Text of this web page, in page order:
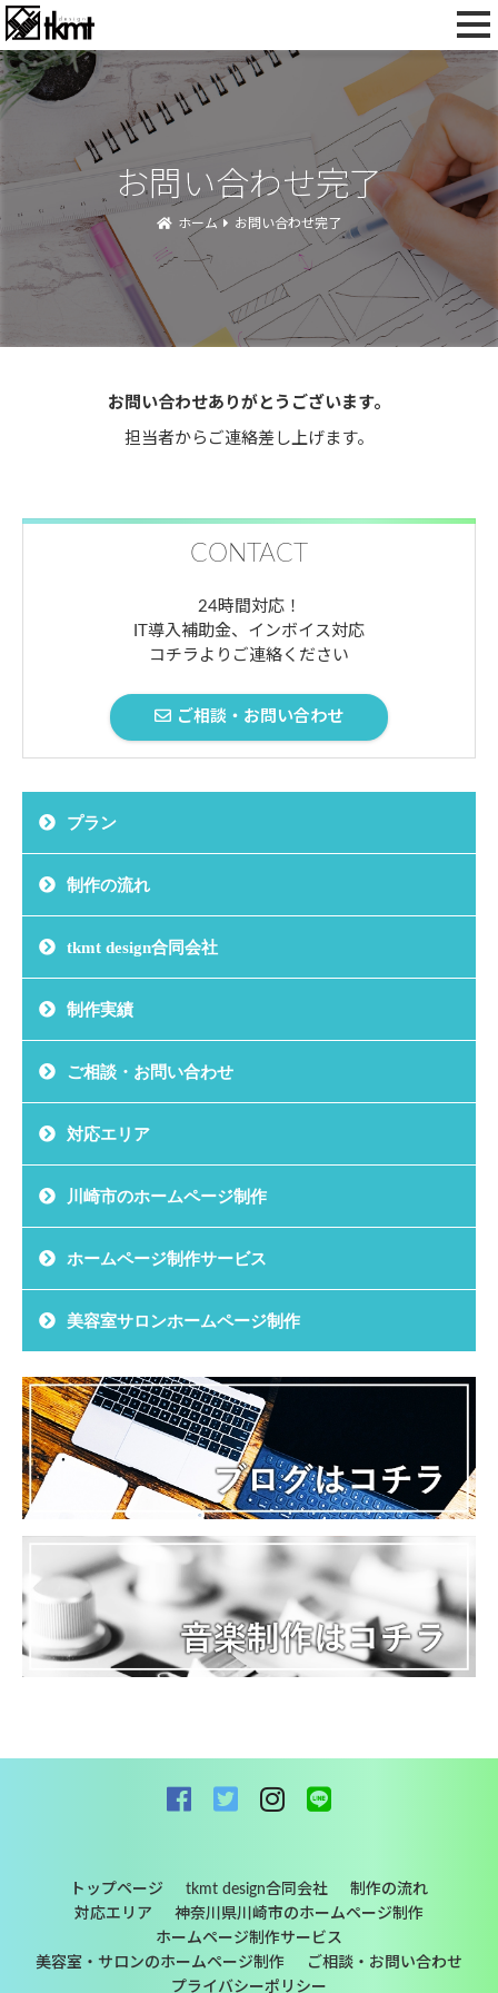
お問い合わせ完了
ホーム お問い合わせ完了
お問い合わせありがとうございます。
担当者からご連絡差し上げます。
CONTACT
24時間対応！
IT導入補助金、インボイス対応
コチラよりご連絡ください
ご相談・お問い合わせ
プラン
制作の流れ
tkmt design合同会社
制作実績
ご相談・お問い合わせ
対応エリア
川崎市のホームページ制作
ホームページ制作サービス
美容室サロンホームページ制作
トップページ tkmt design合同会社
制作の流れ
対応エリア
神奈川県川崎市のホームページ制作
ホームページ制作サービス
美容室・サロンのホームページ制作
ご相談・お問い合わせ
プライバシーポリシー
お問い合わせ